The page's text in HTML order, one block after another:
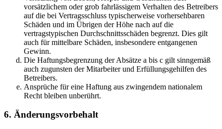
vorsätzlichem oder grob fahrlässigem Verhalten des Betreibers
auf die bei Vertragsschluss typischerweise vorhersehbaren
Schäden und im Übrigen der Höhe nach auf die
vertragstypischen Durchschnittsschäden begrenzt. Dies gilt
auch für mittelbare Schäden, insbesondere entgangenen
Gewinn.
Die Haftungsbegrenzung der Absätze a bis c gilt sinngemäß
auch zugunsten der Mitarbeiter und Erfüllungsgehilfen des
Betreibers.
Ansprüche für eine Haftung aus zwingendem nationalem
Recht bleiben unberührt.
6. Änderungsvorbehalt